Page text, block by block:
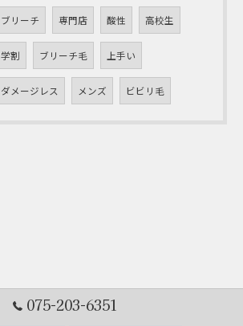
ブリーチ 専門店 酸性 高校生
学割 ブリーチ毛 上手い
ダメージレス メンズ ビビリ毛
075-203-6351